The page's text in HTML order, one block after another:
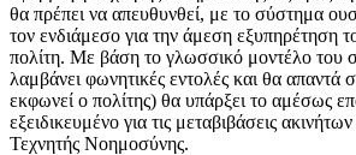
θα πρέπει να απευθυνθεί, με το σύστημα
τον ενδιάμεσο για την άμεση εξυπηρέτηση
πολίτη. Με βάση το γλωσσικό μοντέλο του
λαμβάνει φωνητικές εντολές και θα απαντά
εκφωνεί ο πολίτης) θα υπάρξει το αμέσως
εξειδικευμένο για τις μεταβιβάσεις
Τεχνητής Νοημοσύνης.